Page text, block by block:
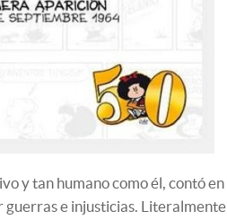
y tan humano como él, contó en
guerras e injusticias. Literalmente